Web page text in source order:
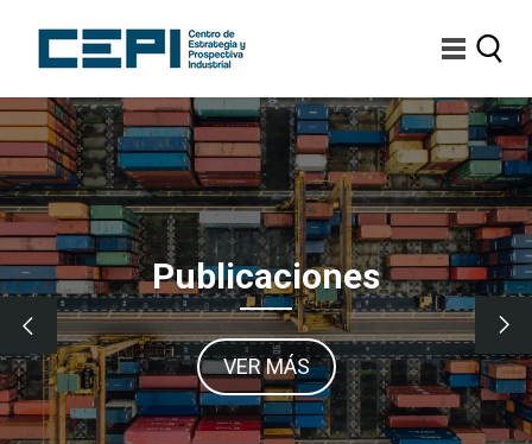
contenido
principal
Imagen
Publicaciones
VER MÁS